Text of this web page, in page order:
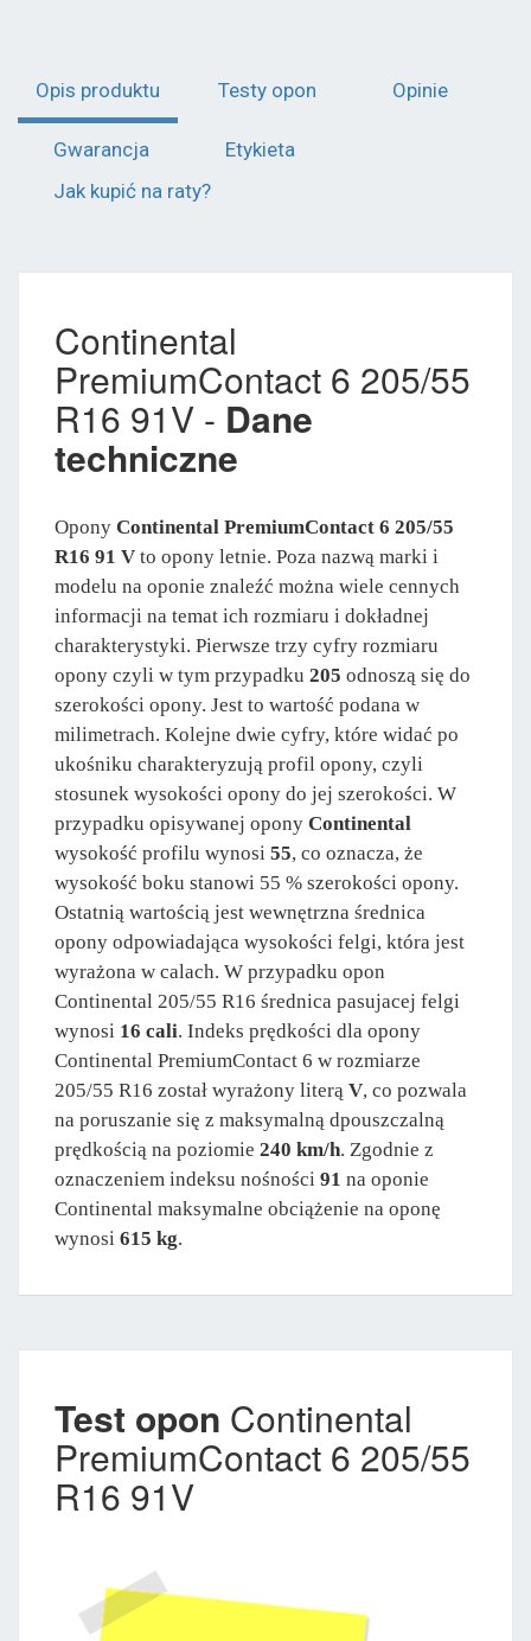
Opis produktu Testy opon Opinie
Gwarancja
Etykieta
Jak kupić na raty?
Continental
PremiumContact 6 205/55
R16 91V - Dane
techniczne
Opony Continental PremiumContact 6 205/55
R16 91 V to opony letnie. Poza nazwą marki i
modelu na oponie znaleźć można wiele cennych
informacji na temat ich rozmiaru i dokładnej
charakterystyki. Pierwsze trzy cyfry rozmiaru
opony czyli w tym przypadku 205 odnoszą się do
szerokości opony. Jest to wartość podana w
milimetrach. Kolejne dwie cyfry, które widać po
ukośniku charakteryzują profil opony, czyli
stosunek wysokości opony do jej szerokości. W
przypadku opisywanej opony Continental
wysokość profilu wynosi 55, co oznacza, że
wysokość boku stanowi 55 % szerokości opony.
Ostatnią wartością jest wewnętrzna średnica
opony odpowiadająca wysokości felgi, która jest
wyrażona w calach. W przypadku opon
Continental 205/55 R16 średnica pasujacej felgi
wynosi 16 cali. Indeks prędkości dla opony
Continental PremiumContact 6 w rozmiarze
205/55 R16 został wyrażony literą V, co pozwala
na poruszanie się z maksymalną dpouszczalną
prędkością na poziomie 240 km/h. Zgodnie z
oznaczeniem indeksu nośności 91 na oponie
Continental maksymalne obciążenie na oponę
wynosi 615 kg.
Test opon Continental
PremiumContact 6 205/55
R16 91V